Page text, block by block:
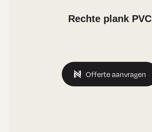
Rechte plank PVC
Offerte aanvragen